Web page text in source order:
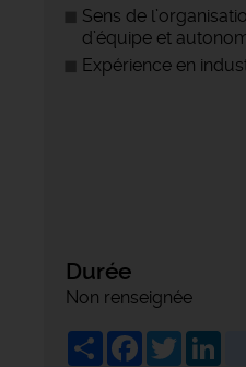
Sens de
d’équipe et
Expérience en
Durée
Non renseignée
ShareFacebook
Twitter